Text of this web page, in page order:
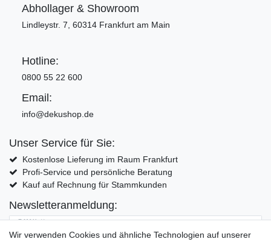
Abhollager & Showroom
Lindleystr. 7, 60314 Frankfurt am Main
Hotline:
0800 55 22 600
Email:
info@dekushop.de
Unser Service für Sie:
Kostenlose Lieferung im Raum Frankfurt
Profi-Service und persönliche Beratung
Kauf auf Rechnung für Stammkunden
Newsletteranmeldung:
E-MAIL **
Wir verwenden Cookies und ähnliche Technologien auf unserer